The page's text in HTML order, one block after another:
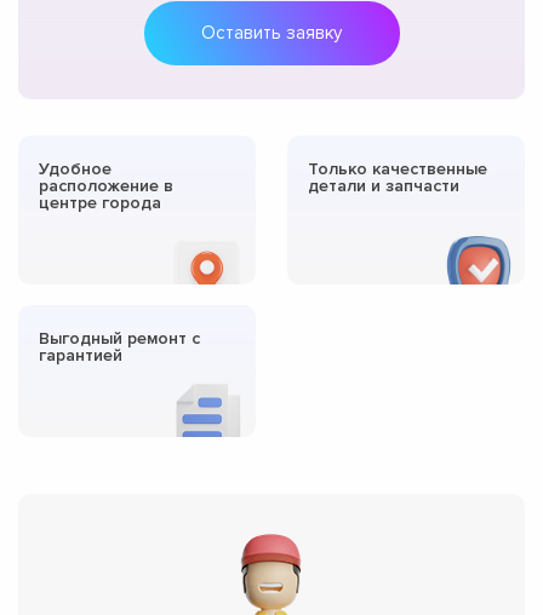
Оставить заявку
Удобное
расположение в
центре города
Только качественные
детали и запчасти
Выгодный ремонт с
гарантией